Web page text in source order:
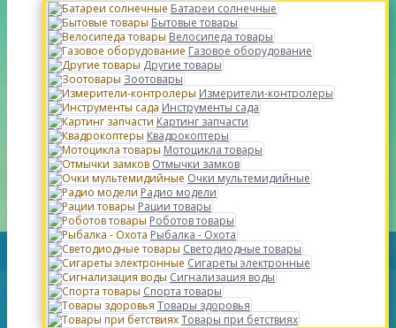
Батареи солнечные
Бытовые товары
Велосипеда товары
Газовое оборудование
Другие товары
Зоотовары
Измерители-контролеры
Инструменты сада
Картинг запчасти
Квадрокоптеры
Мотоцикла товары
Отмычки замков
Очки мультемидийные
Радио модели
Рации товары
Роботов товары
Рыбалка - Охота
Светодиодные товары
Сигареты электронные
Сигнализация воды
Спорта товары
Товары здоровья
Товары при бетствиях